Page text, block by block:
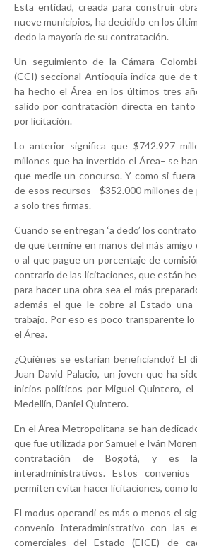
Esta entidad, creada para construir
nueve municipios, ha decidido en los
dedo la mayoría de su contratación.
Un seguimiento de la Cámara
(CCI) seccional Antioquia indica que
ha hecho el Área en los últimos tres
salido por contratación directa en
por licitación.
Lo anterior significa que $742.927
millones que ha invertido el Área– se han
que medie un concurso. Y como si
de esos recursos –$352.000 millones
a solo tres firmas.
Cuando se entregan ‘a dedo’ los
de que termine en manos del más
o al que pague un porcentaje de
contrario de las licitaciones, que están
para hacer una obra sea el más
además el que le cobre al Estado una
trabajo. Por eso es poco transparente
el Área.
¿Quiénes se estarían beneficiando? El
Juan David Palacio, un joven que ha
inicios políticos por Miguel Quintero, el
Medellín, Daniel Quintero.
En el Área Metropolitana se han
que fue utilizada por Samuel e Iván
contratación de Bogotá, y es
interadministrativos. Estos
permiten evitar hacer licitaciones, como
El modus operandi es más o menos el
convenio interadministrativo con las
comerciales del Estado (EICE) de